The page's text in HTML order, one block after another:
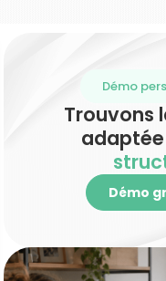
Démo
Trouvons
Démo